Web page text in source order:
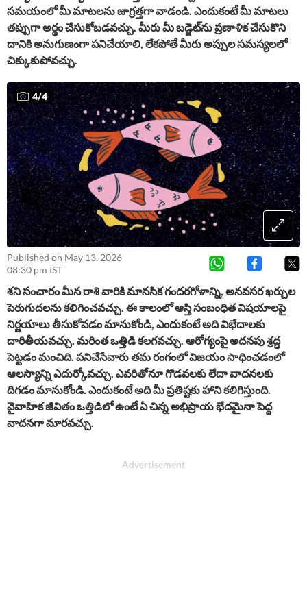
సమయంలో మీ మాటలను జాగ్రత్తగా వాడండి. ఎందుకంటే మీ మాటలు
తప్పుగా అర్థం చేసుకోబడవచ్చు. మీరు మీ బడ్జెట్‌ను ప్రణాళిక చేసుకొని
దానికి అనుగుణంగా పనిచేయాలి, లేకపోతే మీరు అప్పుల సమస్యలలో
చిక్కుకుపోవచ్చు.
4/4
Published on May 13, 2026
08:30 pm IST
శని సంచారం మీన రాశి వారికి మానసిక గందరగోళాన్ని, అనవసర ఖర్చుల
పెరుగుదలను కలిగించవచ్చు. ఈ కాలంలో ఆస్తి సంబంధిత విషయాలపై
నిర్ణయాలు తీసుకోవడం మానుకోండి, ఎందుకంటే అది విభేదాలకు
దారితీయవచ్చు. మరింత ఒత్తిడి కలగవచ్చు. ఆరోగ్యంపై అదనపు శ్రద్ధ
పెట్టడం మంచిది. పనిచేసేవారు తమ రంగంలో విజయం సాధించడంలో
ఆలస్యాన్ని ఎదుర్కోవచ్చు. ఎవరితోనూ గొడవలకు లేదా వాదనలకు
దిగడం మానుకోండి. ఎందుకంటే అది మీ ప్రతిష్టకు హాని కలిగిస్తుంది.
వైవాహిక జీవితం ఒత్తిడిలో ఉంటే ఏ చిన్న అభిప్రాయ భేదమైనా పెద్ద
వాదనగా మారవచ్చు.